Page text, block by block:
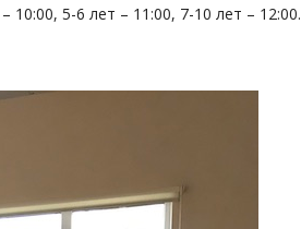
5-6 лет – 11:00, 7-10 лет – 12:00.